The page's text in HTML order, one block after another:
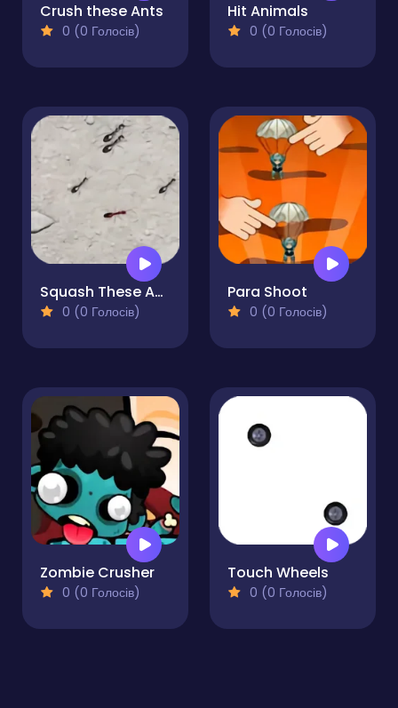
Crush these Ants
0 (0 Голосів)
Hit Animals
0 (0 Голосів)
Squash These Ants 2
0 (0 Голосів)
Para Shoot
0 (0 Голосів)
Zombie Crusher
0 (0 Голосів)
Touch Wheels
0 (0 Голосів)